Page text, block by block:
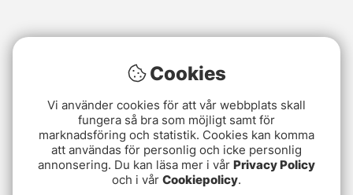
Cookies
Vi använder cookies för att vår webbplats skall
fungera så bra som möjligt samt för
marknadsföring och statistik. Cookies kan komma
att användas för personlig och icke personlig
annonsering. Du kan läsa mer i vår Privacy Policy
och i vår Cookiepolicy.